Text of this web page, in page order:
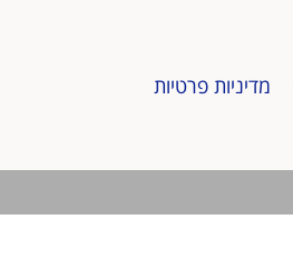
מדיניות פרטיות